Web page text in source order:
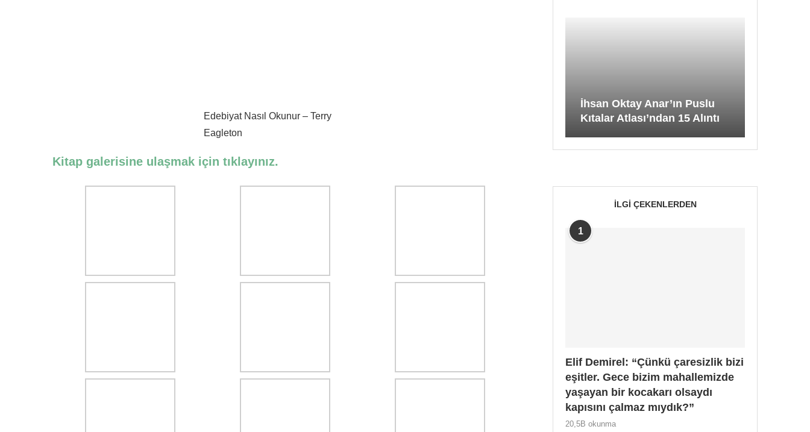
Edebiyat Nasıl Okunur – Terry
Eagleton
Kitap galerisine ulaşmak için tıklayınız.
İhsan Oktay Anar’ın Puslu
Kıtalar Atlası’ndan 15 Alıntı
İLGI ÇEKENLERDEN
1
Elif Demirel: “Çünkü çaresizlik bizi
eşitler. Gece bizim mahallemizde
yaşayan bir kocakarı olsaydı
kapısını çalmaz mıydık?”
20,5B okunma